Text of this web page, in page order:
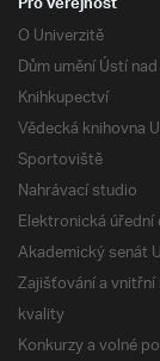
O Univerzitě
Dům umění Ústí
Knihkupectví
Vědecká knihovna
Sportoviště
Nahrávací studio
Elektronická
Akademický senát
Zajišťování a
kvality
Konkurzy a volné